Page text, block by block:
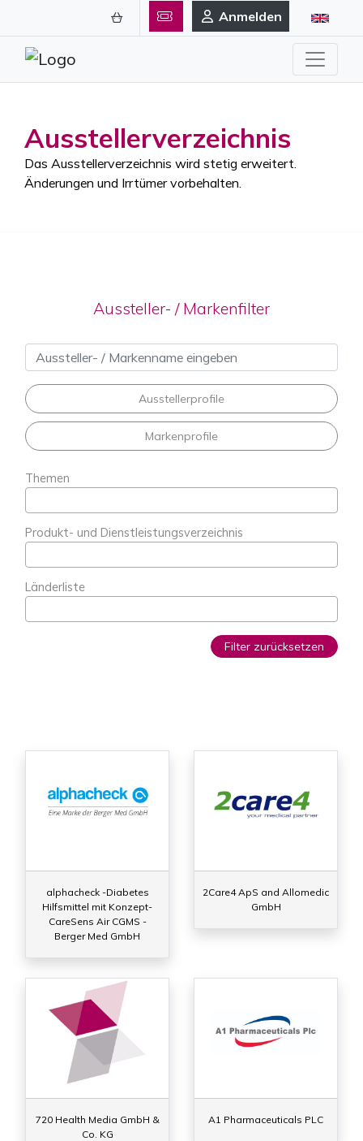
Anmelden
Ausstellerverzeichnis
Das Ausstellerverzeichnis wird stetig erweitert.
Änderungen und Irrtümer vorbehalten.
Aussteller- / Markenfilter
Ausstellerprofile
Markenprofile
Themen
Produkt- und Dienstleistungsverzeichnis
Länderliste
Filter zurücksetzen
alphacheck -Diabetes
Hilfsmittel mit Konzept-
CareSens Air CGMS -
Berger Med GmbH
2Care4 ApS and Allomedic
GmbH
720 Health Media GmbH &
Co. KG
A1 Pharmaceuticals PLC